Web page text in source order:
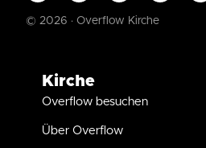
© 2026 · Overflow Kirche
Kirche
Overflow besuchen
Über Overflow